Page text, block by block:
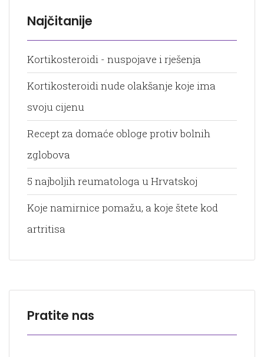
Najčitanije
Kortikosteroidi - nuspojave i rješenja
Kortikosteroidi nude olakšanje koje ima
svoju cijenu
Recept za domaće obloge protiv bolnih
zglobova
5 najboljih reumatologa u Hrvatskoj
Koje namirnice pomažu, a koje štete kod
artritisa
Pratite nas